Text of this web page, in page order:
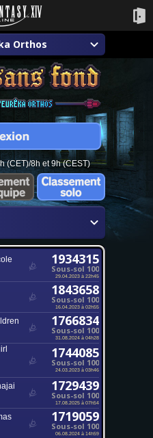
Orthos
(CET)/8h et 9h (CEST)
1934315
Sous-sol 100
29.04.2023 à 22h45
1843658
Sous-sol 100
16.04.2023 à 02h55
1766834
Sous-sol 100
31.08.2024 à 04h28
1744085
Sous-sol 100
24.03.2023 à 03h46
1729439
Sous-sol 100
17.08.2025 à 07h54
1719059
Sous-sol 100
06.08.2024 à 14h59